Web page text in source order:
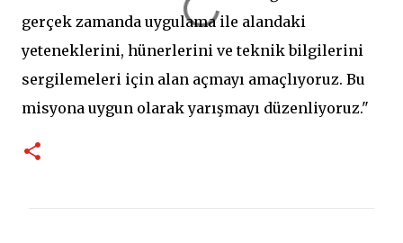
gerçek zamanda uygulama ile alandaki
yeteneklerini, hünerlerini ve teknik bilgilerini
sergilemeleri için alan açmayı amaçlıyoruz. Bu
misyona uygun olarak yarışmayı düzenliyoruz."